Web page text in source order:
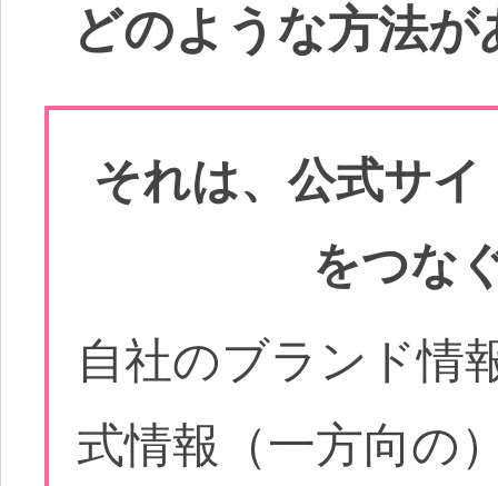
どのような方法
それは、公式サ
をつな
自社のブランド情
式情報（一方向の